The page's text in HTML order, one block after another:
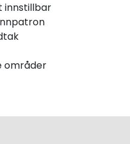
innstillbar
områder